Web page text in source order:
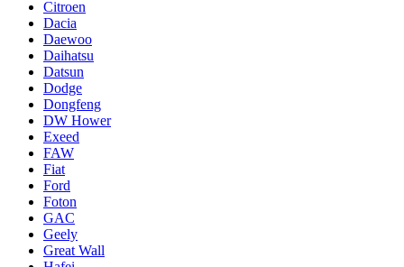
Citroen
Dacia
Daewoo
Daihatsu
Datsun
Dodge
Dongfeng
DW Hower
Exeed
FAW
Fiat
Ford
Foton
GAC
Geely
Great Wall